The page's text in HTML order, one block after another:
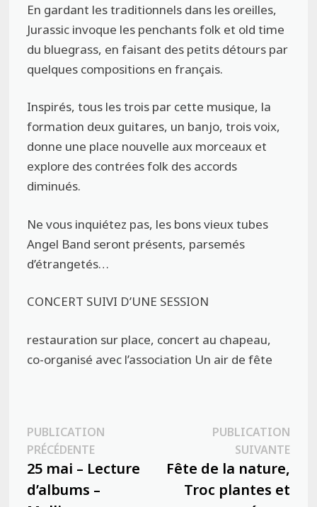
En gardant les traditionnels dans les oreilles,
Jurassic invoque les penchants folk et old time
du bluegrass, en faisant des petits détours par
quelques compositions en français.
Inspirés, tous les trois par cette musique, la
formation deux guitares, un banjo, trois voix,
donne une place nouvelle aux morceaux et
explore des contrées folk des accords
diminués.
Ne vous inquiétez pas, les bons vieux tubes
Angel Band seront présents, parsemés
d’étrangetés…
CONCERT SUIVI D’UNE SESSION
restauration sur place, concert au chapeau,
co-organisé avec l’association Un air de fête
Navigation
de
l’article
PUBLICATION
PRÉCÉDENTEPublication
précédente :
25 mai – Lecture
d’albums –
PUBLICATION
SUIVANTE
Fête de la nature,
Troc plantes et